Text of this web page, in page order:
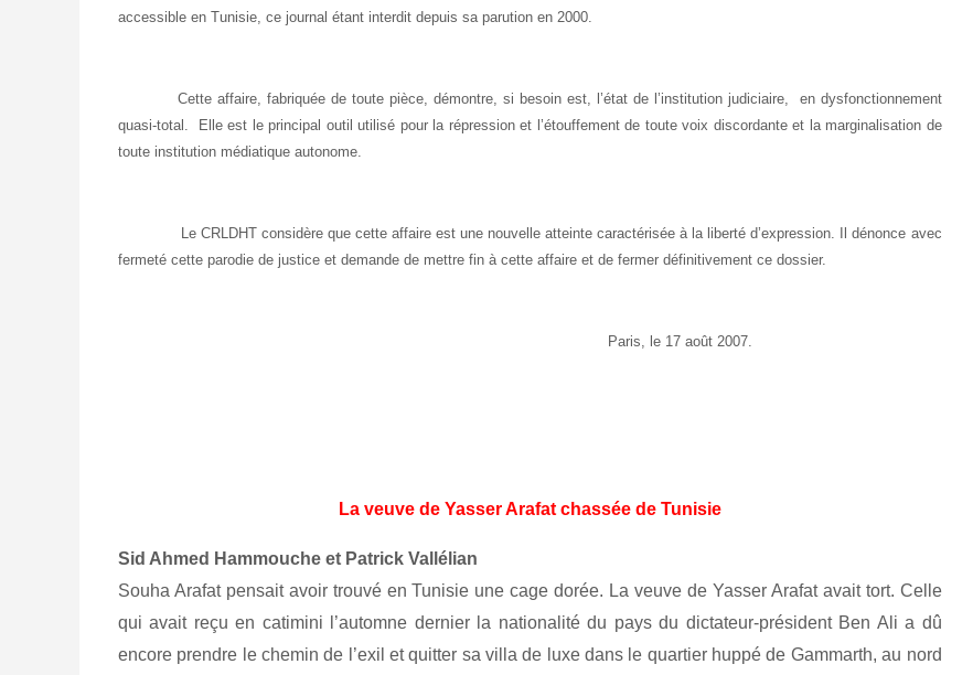
accessible en Tunisie, ce journal étant interdit depuis sa parution en 2000.
Cette affaire, fabriquée de toute pièce, démontre, si besoin est, l’état de l ’institution judiciaire, en dysfonctionnement
quasi-total. Elle est le principal outil utilisé pour la répression et l’étouffement de toute voix discordante et la marginalisation de
toute institution médiatique autonome.
Le CRLDHT considère que cette affaire est une nouvelle atteinte caractérisée à la liberté d’expression. Il dénonce avec
fermeté cette parodie de justice et demande de mettre fin à cette affaire et de fermer définitivement ce dossier.
Paris, le 17 août 2007.
La veuve de Yasser Arafat chassée de Tunisie
Sid Ahmed Hammouche et Patrick Vallélian
Souha Arafat pensait avoir trouvé en Tunisie une cage dorée. La veuve de Yasser Arafat avait tort. Celle
qui avait reçu en catimini l’automne dernier la nationalité du pays du dictateur-président Ben Ali a dû
encore prendre le chemin de l’exil et quitter sa villa de luxe dans le quartier huppé de Gammarth, au nord